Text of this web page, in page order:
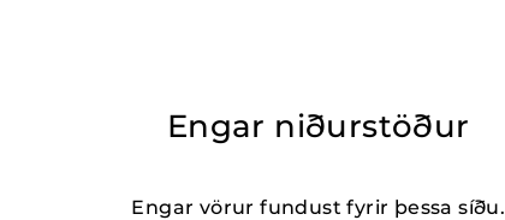
Engar niðurstöður
Engar vörur fundust fyrir þessa síðu.